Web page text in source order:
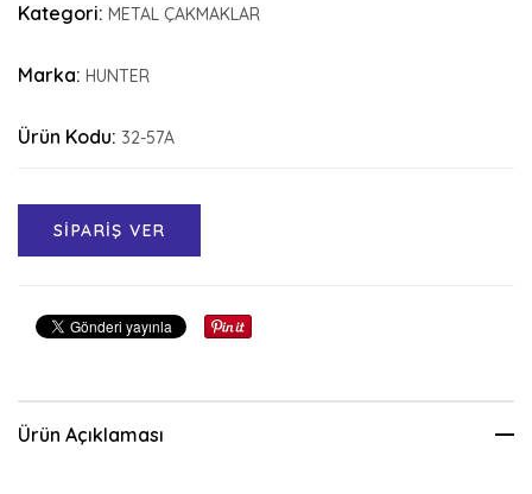
Kategori: METAL ÇAKMAKLAR
Marka: HUNTER
Ürün Kodu: 32-57A
SİPARİŞ VER
Ürün Açıklaması